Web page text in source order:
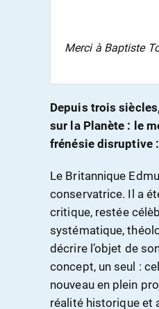
Merci à Baptiste
Depuis trois
sur la Planète : le
frénésie disruptive
Le Britannique
conservatrice. Il a
critique, restée
systématique,
décrire l’objet de
concept, un seul :
nouveau en plein
réalité historique et